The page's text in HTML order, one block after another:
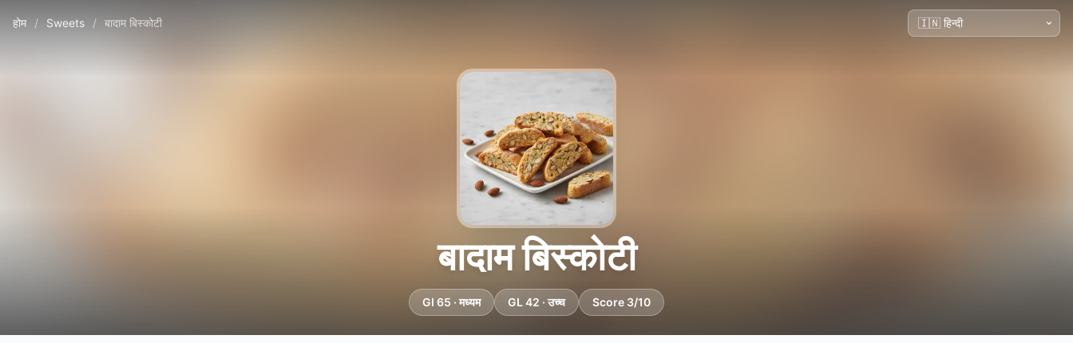
होम / Sweets / बादाम बिस्कोटी
बादाम बिस्कोटी
GI 65 · मध्यम GL 42 · उच्च Score 3/10